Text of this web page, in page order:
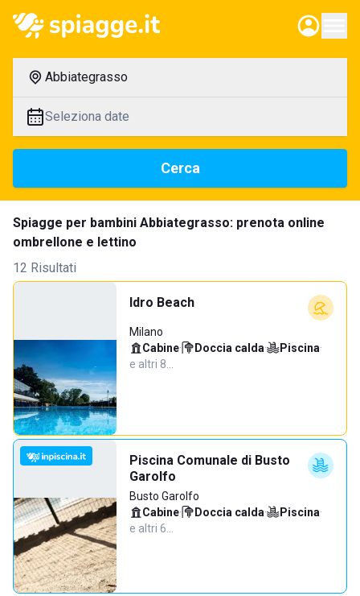
Abbiategrasso
Seleziona date
Cerca
Spiagge per bambini Abbiategrasso: prenota online
ombrellone e lettino
12 Risultati
Idro Beach
Milano
Cabine· Doccia calda· Piscina·
e altri 8…
Piscina Comunale di Busto
Garolfo
Busto Garolfo
Cabine· Doccia calda· Piscina·
e altri 6…